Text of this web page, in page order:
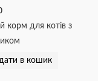
корм для котів з
в кошик